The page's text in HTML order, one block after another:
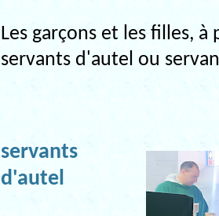
Les garçons et les filles,
servants d'autel ou
servants
d'autel